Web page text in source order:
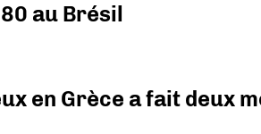
au Brésil
en Grèce a fait deux